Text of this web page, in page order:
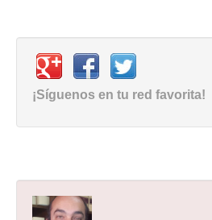
¡Síguenos en tu red favorita!